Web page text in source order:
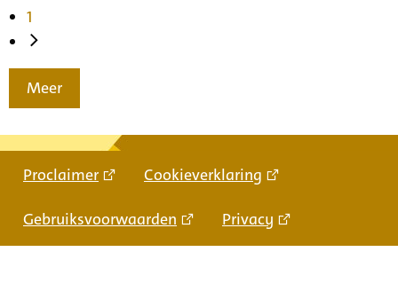
1
Meer
Proclaimer Cookieverklaring
Gebruiksvoorwaarden Privacy